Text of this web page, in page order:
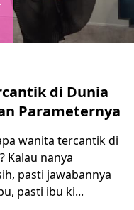
di Dunia
Parameternya
wanita tercantik di
Kalau nanya
pasti jawabannya
pasti ibu ki...